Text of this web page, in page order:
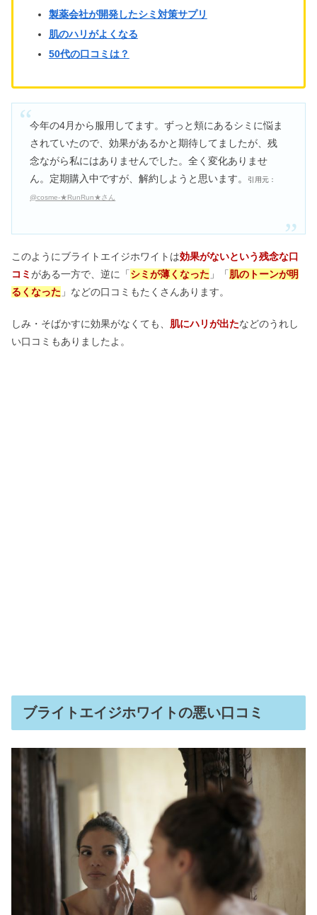
マジョマジョまつ毛美容液は危険？口
縄跳びダイエット1週間の効果｜どこ
が痩せる？何キロ減るか効果を調査
製薬会社が開発したシミ対策サプリ
肌のハリがよくなる
50代の口コミは？
今年の4月から服用してます。ずっと頬にあるシミに悩ま
されていたので、効果があるかと期待してましたが、残
念ながら私にはありませんでした。全く変化ありませ
ん。定期購入中ですが、解約しようと思います。
引用元：
@cosme-★RunRun★さん
このようにブライトエイジホワイトは効果がないという残念な口
コミがある一方で、逆に「シミが薄くなった 」「肌のトーンが明
るくなった 」などの口コミもたくさんあります。
しみ・そばかすに効果がなくても、 肌にハリが出たなどのうれし
い口コミもありましたよ。
ブライトエイジホワイトの悪い口コミ